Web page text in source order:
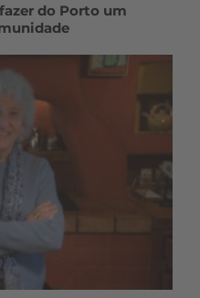
do Porto um